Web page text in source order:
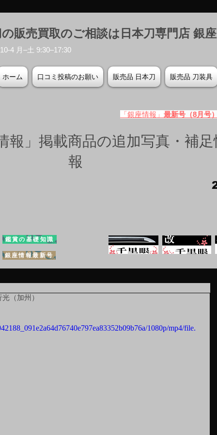
の販売買取のご相談は日本刀専門店 銀
4 月–土 9:30–17:30
ホーム 口コミ投稿のお願い 販売品 日本刀 販売品 刀装具
「銀座情報」 最新号（8月号
報」掲載商品の追加写真・補足
報
鑑賞の基礎知識
銀座情報最新号
（加州）
1080p/mp4/file.